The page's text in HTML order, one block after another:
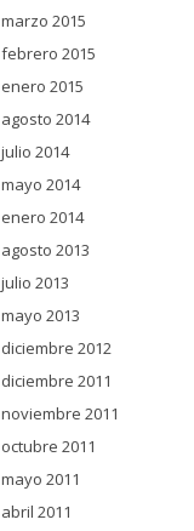
marzo 2015
febrero 2015
enero 2015
agosto 2014
julio 2014
mayo 2014
enero 2014
agosto 2013
julio 2013
mayo 2013
diciembre 2012
diciembre 2011
noviembre 2011
octubre 2011
mayo 2011
abril 2011